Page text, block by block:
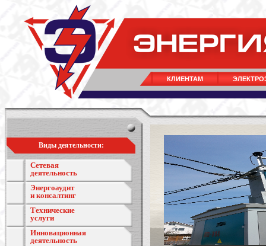
КЛИЕНТАМ
Виды деятельности:
Сетевая
деятельность
Энергоаудит
и консалтинг
Технические
услуги
Инновационная
деятельность